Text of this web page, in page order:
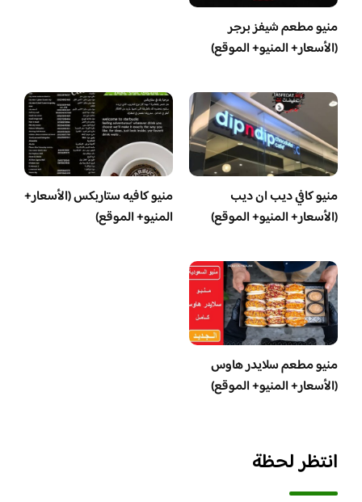
منيو مطعم شيفز برجر
(الأسعار+ المنيو+ الموقع)
منيو كافي ديب ان ديب
(الأسعار+ المنيو+ الموقع)
منيو كافيه ستاربكس (الأسعار+
المنيو+ الموقع)
منيو مطعم سلايدر هاوس
(الأسعار+ المنيو+ الموقع)
انتظر لحظة